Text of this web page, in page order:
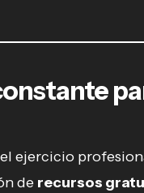
ejercicio
de recursos